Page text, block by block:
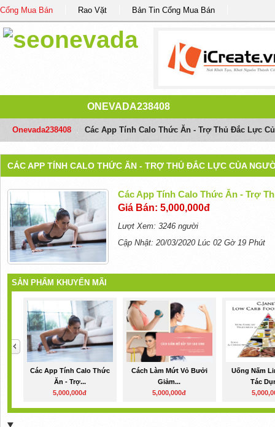
Cổng Mua Bán Rao Vặt Bản Tin Cổng Mua Bán
ONEVADA238408
Onevada238408 Các App Tính Calo Thức Ăn - Trợ Thủ Đắc Lực
CÁC APP TÍNH CALO THỨC ĂN - TRỢ THỦ ĐẮC LỰC CỦA
Các App Tính Calo Thức Ăn - Trợ
Giá Bán: 5,000,000đ
Lượt Xem: 3246 người
Cập Nhật: 20/03/2020 Lúc 02 Gờ 19 Phút
SẢN PHẨM KHUYẾN MÃI
Các App Tính Calo Thức
Ăn - Trợ...
5,000,000đ
Cách Làm Mứt Vỏ Bưởi
Giảm...
5,000,000đ
Uống Nấm
Tác